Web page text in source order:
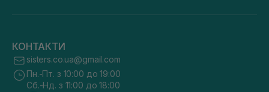
КОНТАКТИ
sisters.co.ua@gmail.com
Пн.-Пт. з 10:00 до 19:00
Сб.-Нд. з 11:00 до 18:00